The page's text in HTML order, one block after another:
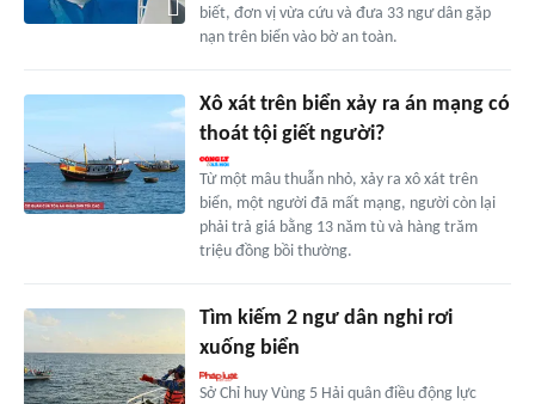
biết, đơn vị vừa cứu và đưa 33 ngư dân gặp
nạn trên biển vào bờ an toàn.
Xô xát trên biển xảy ra án mạng có
thoát tội giết người?
Từ một mâu thuẫn nhỏ, xảy ra xô xát trên
biển, một người đã mất mạng, người còn lại
phải trả giá bằng 13 năm tù và hàng trăm
triệu đồng bồi thường.
Tìm kiếm 2 ngư dân nghi rơi
xuống biển
Sở Chỉ huy Vùng 5 Hải quân điều động lực